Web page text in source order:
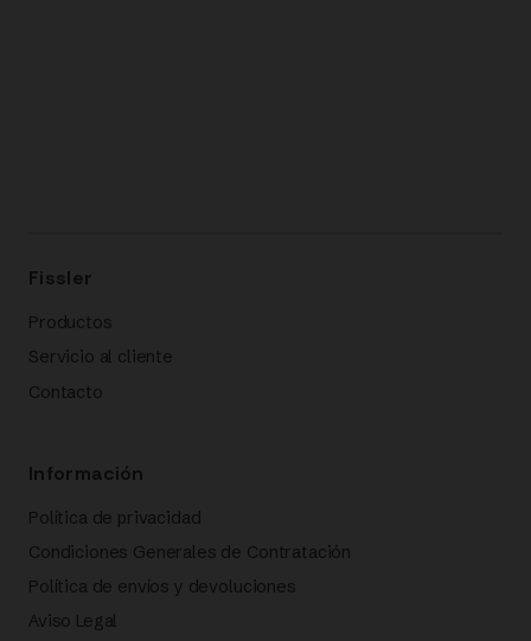
Fissler
Productos
Servicio al cliente
Contacto
Información
Política de privacidad
Condiciones Generales de Contratación
Política de envíos y devoluciones
Aviso Legal